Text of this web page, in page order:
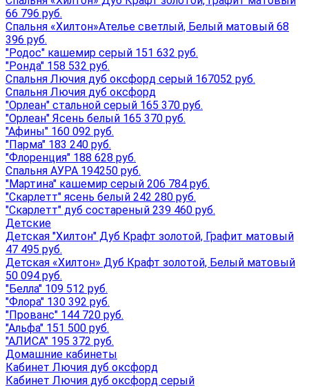
66 796 руб.
Спальня «Хилтон»Ателье светлый, Белый матовый 68
396 руб.
"Родос" кашемир серый 151 632 руб.
"Ронда" 158 532 руб.
Спальня Лючия дуб оксфорд серый 167052 руб.
Спальня Лючия дуб оксфорд
"Орлеан" стальной серый 165 370 руб.
"Орлеан" Ясень белый 165 370 руб.
"Афины" 160 092 руб.
"Парма" 183 240 руб.
"Флоренция" 188 628 руб.
Спальня АУРА 194250 руб.
"Мартина" кашемир серый 206 784 руб.
"Скарлетт" ясень белый 242 280 руб.
"Скарлетт" дуб состареный 239 460 руб.
Детские
Детская "Хилтон" Дуб Крафт золотой, Графит матовый
47 495 руб.
Детская «Хилтон» Дуб Крафт золотой, Белый матовый
50 094 руб.
"Белла" 109 512 руб.
"Флора" 130 392 руб.
"Прованс" 144 720 руб.
"Альфа" 151 500 руб.
"АЛИСА" 195 372 руб.
Домашние кабинеты
Кабинет Лючия дуб оксфорд
Кабинет Лючия дуб оксфорд серый